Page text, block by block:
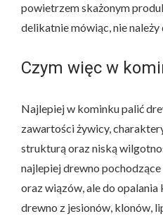
powietrzem skażonym
delikatnie mówiąc, nie należy
Czym więc w
Najlepiej w kominku palić
zawartości żywicy,
strukturą oraz niską
najlepiej drewno
oraz wiązów, ale do
drewno z jesionów, klonów,